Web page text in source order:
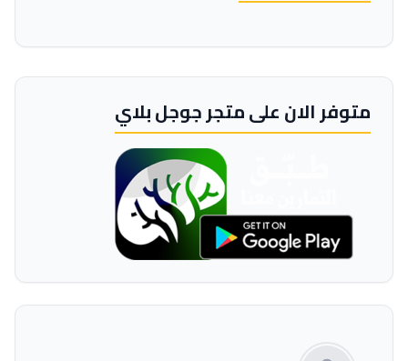
متوفر الان على متجر جوجل بلاي